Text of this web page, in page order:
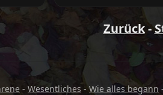
Zurück-
- Wesentliches -Wie alles begann -